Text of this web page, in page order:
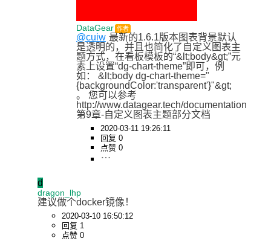
DataGear 作者
@cuiw 最新的1.6.1版本图表背景默认
是透明的，并且也简化了自定义图表主
题方式，在看板模板的“&lt;body&gt;”元
素上设置“dg-chart-theme”即可，例
如： &lt;body dg-chart-theme="
{backgroundColor:'transparent'}"&gt;
。 您可以参考
http://www.datagear.tech/documentation
第9章-自定义图表主题部分文档
2020-03-11 19:26:11
回复 0
点赞 0
d
dragon_lhp
建议做个docker镜像！
2020-03-10 16:50:12
回复 1
点赞 0